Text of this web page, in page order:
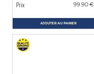
Prix 99.90 €
AJOUTER AU PANIER